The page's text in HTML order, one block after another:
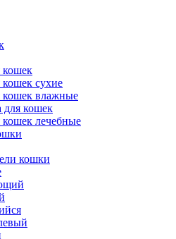
кошек
сухие
кошек влажные
для кошек
лечебные
кошки